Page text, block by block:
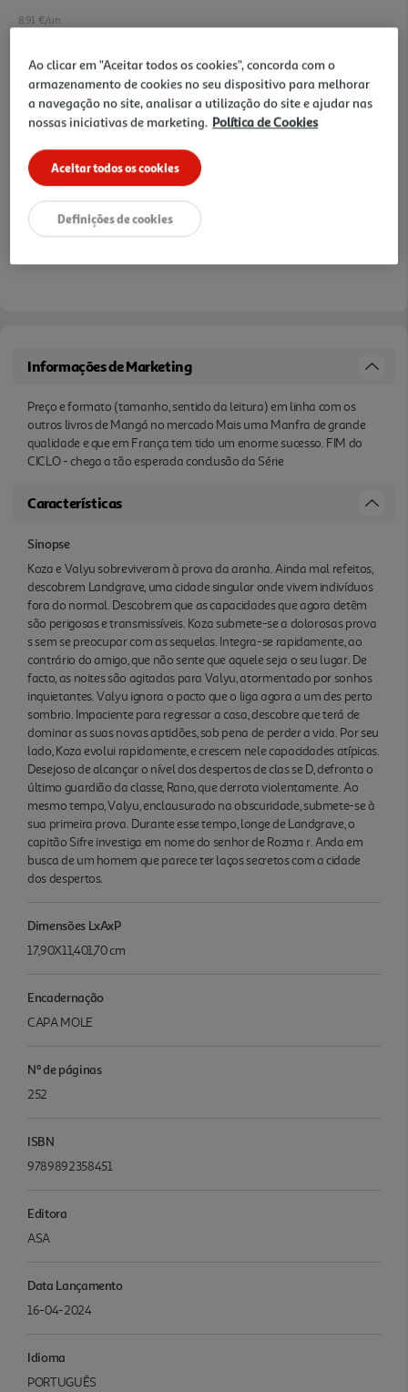
França tem tido um enorme sucesso. FIM do CICLO
- chega a tão esperada conclusão da Série
8.91 €/un
-10%
9,90 €PVP de editor
8,91 €
Notas de preparação
Informações de Marketing
Preço e formato (tamanho, sentido da leitura) em linha com os
outros livros de Mangá no mercado Mais uma Manfra de grande
qualidade e que em França tem tido um enorme sucesso. FIM do
CICLO - chega a tão esperada conclusão da Série
Características
Sinopse
Koza e Valyu sobreviveram à prova da aranha. Ainda mal refeitos,
descobrem Landgrave, uma cidade singular onde vivem indivíduos
fora do normal. Descobrem que as capacidades que agora detêm
são perigosas e transmissíveis. Koza submete-se a dolorosas prova
s sem se preocupar com as sequelas. Integra-se rapidamente, ao
contrário do amigo, que não sente que aquele seja o seu lugar. De
facto, as noites são agitadas para Valyu, atormentado por sonhos
inquietantes. Valyu ignora o pacto que o liga agora a um des perto
sombrio. Impaciente para regressar a casa, descobre que terá de
dominar as suas novas aptidões, sob pena de perder a vida. Por seu
lado, Koza evolui rapidamente, e crescem nele capacidades atípicas.
Desejoso de alcançar o nível dos despertos de clas se D, defronta o
último guardião da classe, Rano, que derrota violentamente. Ao
mesmo tempo, Valyu, enclausurado na obscuridade, submete-se à
sua primeira prova. Durante esse tempo, longe de Landgrave, o
capitão Sifre investiga em nome do senhor de Rozma r. Anda em
busca de um homem que parece ter laços secretos com a cidade
dos despertos.
Dimensões LxAxP
17,90X11,401,70 cm
Encadernação
CAPA MOLE
Nº de páginas
252
ISBN
9789892358451
Editora
ASA
Data Lançamento
16-04-2024
Idioma
PORTUGUÊS
Ao clicar em "Aceitar todos os cookies", concorda com o
armazenamento de cookies no seu dispositivo para melhorar
a navegação no site, analisar a utilização do site e ajudar nas
nossas iniciativas de marketing. Política de Cookies
Aceitar todos os cookies
Definições de cookies